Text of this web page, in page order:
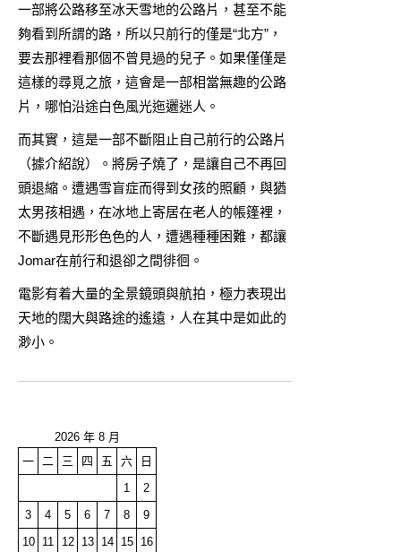
一部將公路移至冰天雪地的公路片，甚至不能
夠看到所謂的路，所以只前行的僅是“北方”，
要去那裡看那個不曾見過的兒子。如果僅僅是
這樣的尋覓之旅，這會是一部相當無趣的公路
片，哪怕沿途白色風光迤邐迷人。
而其實，這是一部不斷阻止自己前行的公路片
（據介紹說）。將房子燒了，是讓自己不再回
頭退縮。遭遇雪盲症而得到女孩的照顧，與猶
太男孩相遇，在冰地上寄居在老人的帳篷裡，
不斷遇見形形色色的人，遭遇種種困難，都讓
Jomar在前行和退卻之間徘徊。
電影有着大量的全景鏡頭與航拍，極力表現出
天地的闊大與路途的遙遠，人在其中是如此的
渺小。
2026 年 8 月
一
二 三 四 五 六
日
1
2
3
4 5 6 7 8
9
10
11 12 13 14 15
16